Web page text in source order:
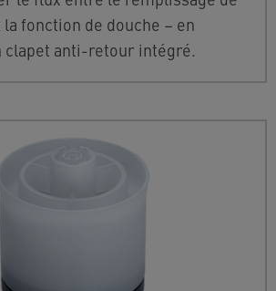
fonction de douche – en
clapet anti-retour intégré.